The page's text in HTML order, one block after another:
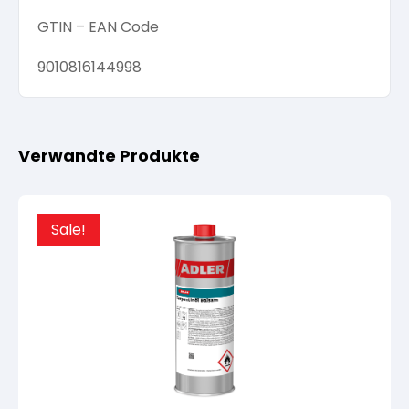
GTIN – EAN Code
9010816144998
Verwandte Produkte
Sale!